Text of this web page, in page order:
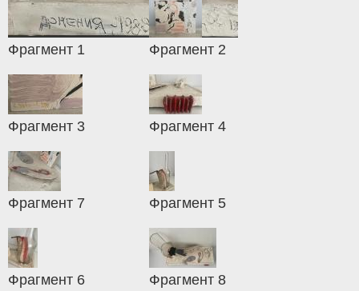
Фрагмент 1 Фрагмент 2
Фрагмент 3 Фрагмент 4
Фрагмент 7 Фрагмент 5
Фрагмент 6 Фрагмент 8